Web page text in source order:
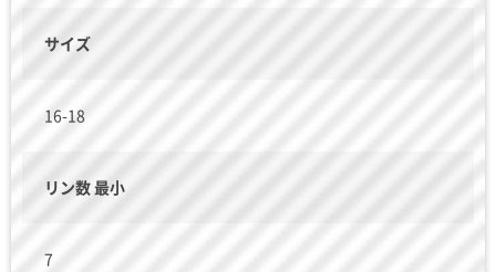
サイズ
16-18
リン数 最小
7